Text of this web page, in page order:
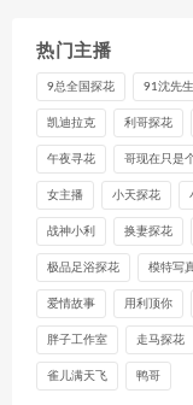
热门主播
9总全国探花 91沈先生
凯迪拉克 利哥探花
午夜寻花 哥现在只是
女主播 小天探花
战神小利 换妻探花
极品足浴探花 模特写
爱情故事 用利顶你
胖子工作室 走马探花
雀儿满天飞 鸭哥